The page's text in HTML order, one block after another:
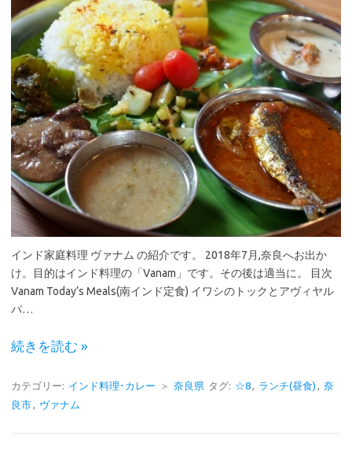
インド家庭料理 ヴァナム の紹介です。 2018年7月,奈良へお出か
け。目的はインド料理の「Vanam」です。その後は適当に。 目次
Vanam Today’s Meals(南インド定食) イワシのトックとアヴィヤル
パ…
続きを読む »
カテゴリー: インド料理･カレー ＞ 奈良県 タグ: ☆8 ランチ(昼食)
奈
良市
ヴァナム